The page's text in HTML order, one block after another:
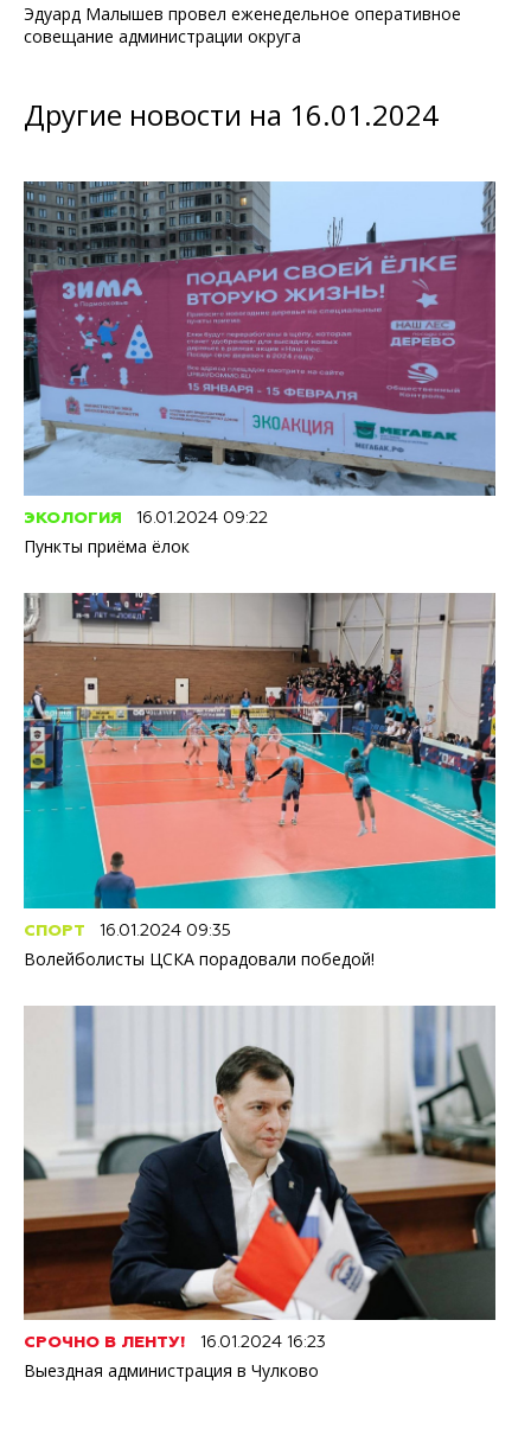
Эдуард Малышев провел еженедельное оперативное
совещание администрации округа
Другие новости на 16.01.2024
ЭКОЛОГИЯ 16.01.2024 09:22
Пункты приёма ёлок
СПОРТ 16.01.2024 09:35
Волейболисты ЦСКА порадовали победой!
СРОЧНО В ЛЕНТУ! 16.01.2024 16:23
Выездная администрация в Чулково